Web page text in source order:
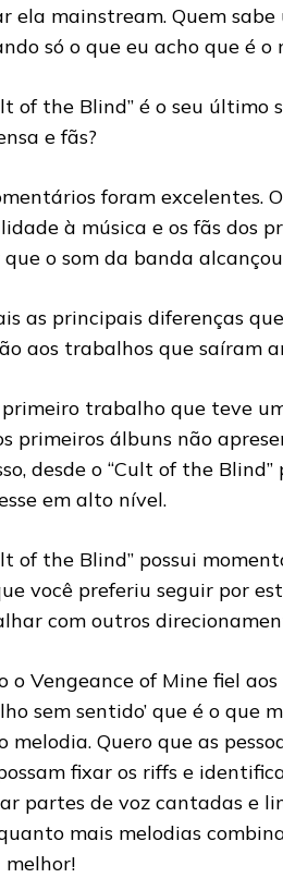
ela mainstream. Quem
só o que eu acho que é
of the Blind” é o seu último
e fãs?
foram excelentes.
à música e os fãs dos
o som da banda
as principais diferenças
aos trabalhos que saíram
primeiro trabalho que teve
primeiros álbuns não
desde o “Cult of the
em alto nível.
of the Blind” possui
você preferiu seguir por
com outros
o Vengeance of Mine fiel
sem sentido’ que é o
melodia. Quero que as
fixar os riffs e
partes de voz cantadas e
mais melodias
melhor!